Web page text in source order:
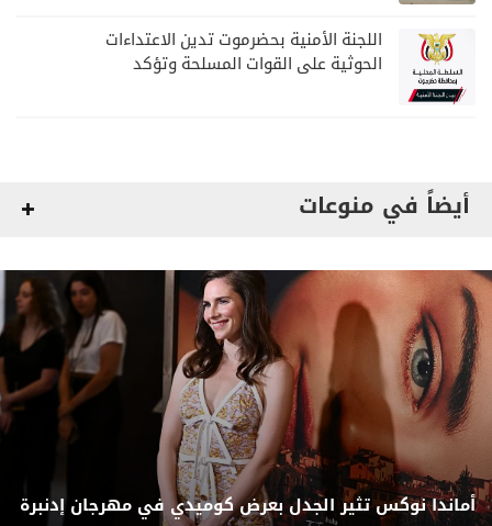
اللجنة الأمنية بحضرموت تدين الاعتداءات
الحوثية على القوات المسلحة وتؤكد
أيضاً في منوعات
أماندا نوكس تثير الجدل بعرض كوميدي في مهرجان إدنبرة